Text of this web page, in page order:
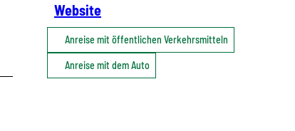
Website
Anreise mit öffentlichen Verkehrsmitteln
Anreise mit dem Auto